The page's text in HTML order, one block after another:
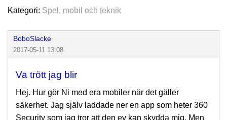
Kategori: Spel, mobil och teknik
BoboSlacke
2017-05-11 13:08
Va trött jag blir
Hej. Hur gör Ni med era mobiler när det gäller
säkerhet. Jag själv laddade ner en app som heter 360
Security som jag tror att den ev kan skydda mig. Men